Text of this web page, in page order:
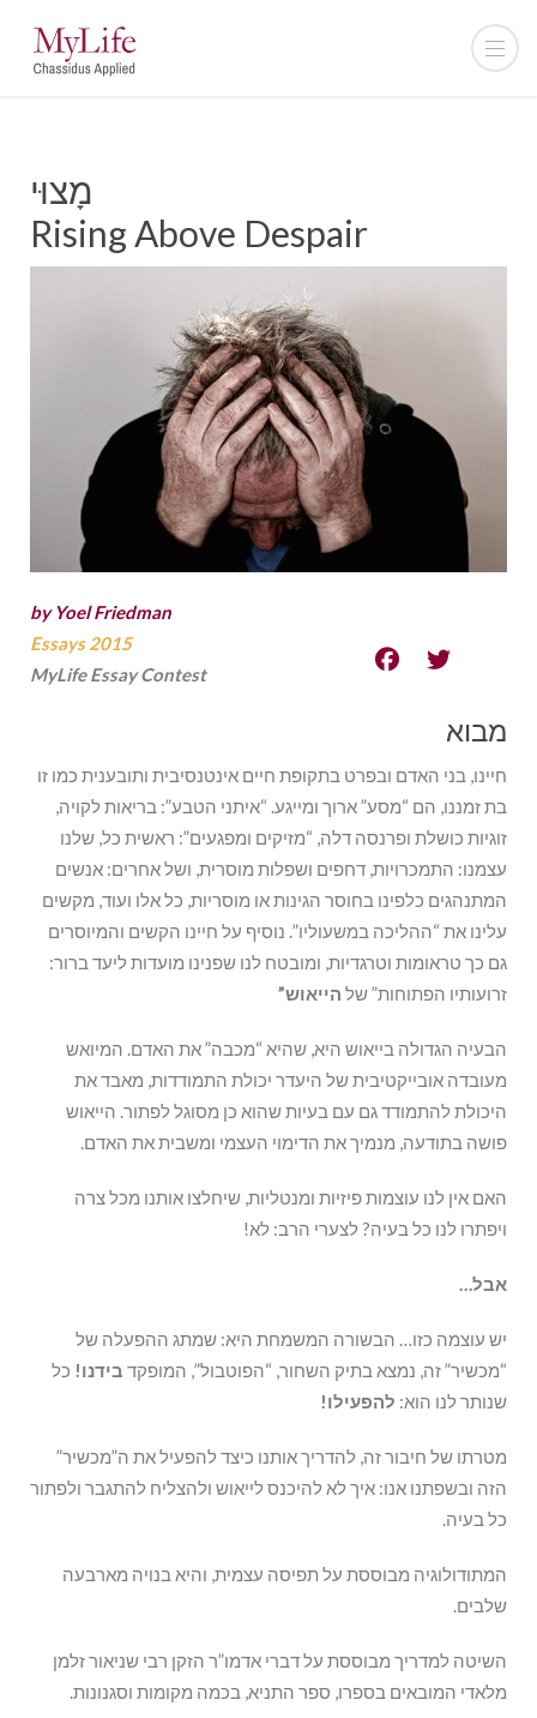
מָצוּי
Rising Above Despair
by Yoel Friedman
Essays 2015
MyLife Essay Contest
מבוא
חיינו, בני האדם ובפרט בתקופת חיים אינטנסיבית ותובענית כמו זו
בת זמננו, הם “מסע” ארוך ומייגע. “איתני הטבע”: בריאות לקויה,
זוגיות כושלת ופרנסה דלה, “מזיקים ומפגעים”: ראשית כל, שלנו
עצמנו: התמכרויות, דחפים ושפלות מוסרית, ושל אחרים: אנשים
המתנהגים כלפינו בחוסר הגינות או מוסריות, כל אלו ועוד, מקשים
עלינו את “ההליכה במשעוליו”. נוסיף על חיינו הקשים והמיוסרים
גם כך טראומות וטרגדיות, ומובטח לנו שפנינו מועדות ליעד ברור:
זרועותיו הפתוחות” של הייאוש”
הבעיה הגדולה בייאוש היא, שהיא “מכבה” את האדם. המיואש
מעובדה אובייקטיבית של היעדר יכולת התמודדות, מאבד את
היכולת להתמודד גם עם בעיות שהוא כן מסוגל לפתור. הייאוש
פושה בתודעה, מנמיך את הדימוי העצמי ומשבית את האדם.
האם אין לנו עוצמות פיזיות ומנטליות, שיחלצו אותנו מכל צרה
ויפתרו לנו כל בעיה? לצערי הרב: לא!
אבל…
יש עוצמה כזו… הבשורה המשמחת היא: שמתג ההפעלה של
“מכשיר” זה, נמצא בתיק השחור, “הפוטבול”, המופקד בידנו! כל
שנותר לנו הוא: להפעילו!
מטרתו של חיבור זה, להדריך אותנו כיצד להפעיל את ה”מכשיר”
הזה ובשפתנו אנו: איך לא להיכנס לייאוש ולהצליח להתגבר ולפתור
כל בעיה.
המתודולוגיה מבוססת על תפיסה עצמית, והיא בנויה מארבעה
שלבים.
השיטה למדריך מבוססת על דברי אדמו”ר הזקן רבי שניאור זלמן
מלאדי המובאים בספרו, ספר התניא, בכמה מקומות וסגנונות.